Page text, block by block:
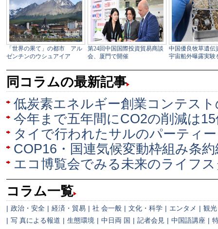
同コラムの最新記事
低炭素エネルギー創業コンテス
今年まで五年間にCO2の削減は
タイで行われたサルのパーティー
COP16・国連気候変動枠組み条
エコ博覧会でみる未来のライフ
コラム一覧
| 政治・安全 | 経済・貿易 | 社 会一般 | 文化・科学 | エンタメ | 観光
| 写 真による報道 | 生態環境 | 中日両 国 | 記者会見 | 中国語講座 |